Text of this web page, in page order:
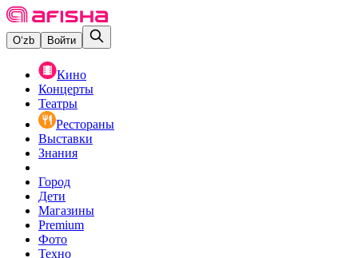
O‘zb Войти
Кино
Концерты
Театры
Рестораны
Выставки
Знания
Город
Дети
Магазины
Premium
Фото
Техно